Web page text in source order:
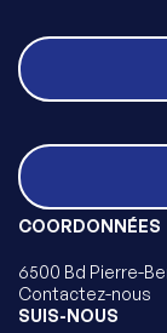
COORDONNÉES
6500 Bd Pierre-
Contactez-nous
SUIS-NOUS